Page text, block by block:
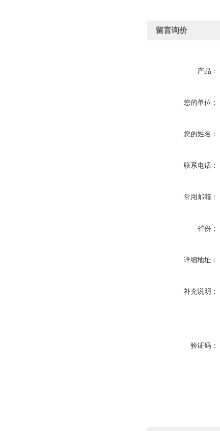
留言询价
产品：
您的单位：
您的姓名：
联系电话：
常用邮箱：
省份：
详细地址：
补充说明：
验证码：